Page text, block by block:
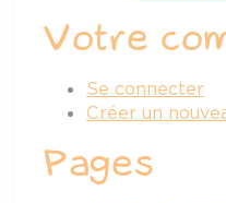
Votre
Se connecter
Créer un
Pages